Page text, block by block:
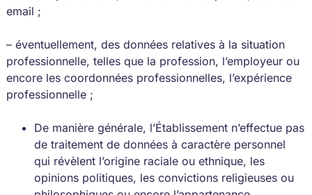
email ;
– éventuellement, des données relatives à la situation
professionnelle, telles que la profession, l’employeur ou
encore les coordonnées professionnelles, l’expérience
professionnelle ;
De manière générale, l’Établissement n’effectue pas
de traitement de données à caractère personnel
qui révèlent l’origine raciale ou ethnique, les
opinions politiques, les convictions religieuses ou